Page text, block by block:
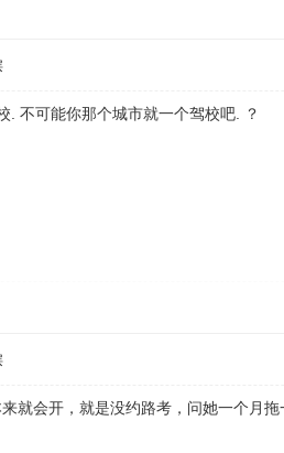
. 不可能你那个城市就一个驾校吧. ？
就会开，就是没约路考，问她一个月